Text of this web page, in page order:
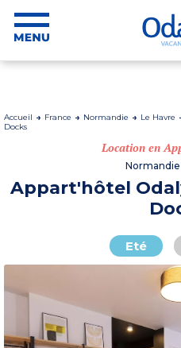
Accueil France Normandie Le Havre
Docks
Location en
Normandie
Appart'hôtel
Eté